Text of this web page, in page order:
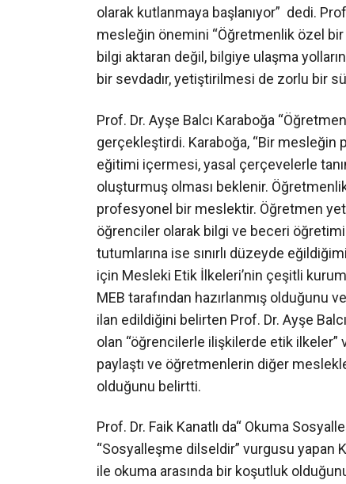
olarak kutlanmaya başlanıyor” dedi.
mesleğin önemini “Öğretmenlik özel
bilgi aktaran değil, bilgiye ulaşma
bir sevdadır, yetiştirilmesi de zorlu bir
Prof. Dr. Ayşe Balcı Karaboğa
gerçekleştirdi. Karaboğa, “Bir
eğitimi içermesi, yasal çerçevelerle
oluşturmuş olması beklenir.
profesyonel bir meslektir. Öğretmen
öğrenciler olarak bilgi ve beceri
tutumlarına ise sınırlı düzeyde
için Mesleki Etik İlkeleri’nin çeşitli
MEB tarafından hazırlanmış
ilan edildiğini belirten Prof. Dr. Ayşe
olan “öğrencilerle ilişkilerde etik ilkeler”
paylaştı ve öğretmenlerin diğer
olduğunu belirtti.
Prof. Dr. Faik Kanatlı da“ Okuma
“Sosyalleşme dilseldir” vurgusu yapan
ile okuma arasında bir koşutluk